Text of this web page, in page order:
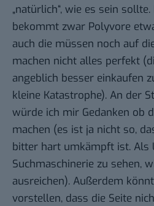
„natürlich“, wie es sein
bekommt zwar Polyvore
auch die müssen noch auf
machen nicht alles perfekt
angeblich besser einkaufen
kleine Katastrophe). An der
würde ich mir Gedanken ob
machen (es ist ja nicht so,
bitter hart umkämpft ist. Als
Suchmaschinerie zu sehen,
ausreichen). Außerdem
vorstellen, dass die Seite